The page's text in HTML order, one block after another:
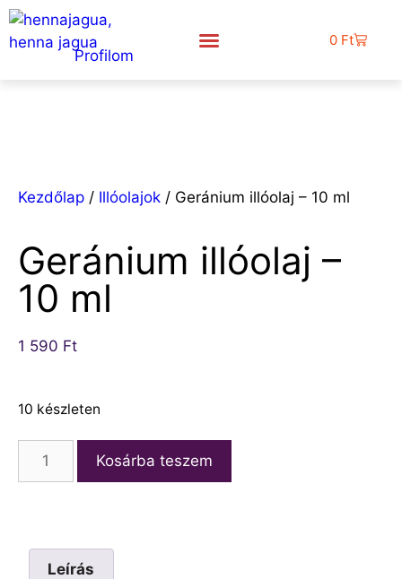
Profilom
0 Ft
Kezdőlap / Illóolajok / Geránium illóolaj – 10 ml
Geránium illóolaj –
10 ml
1 590 Ft
10 készleten
Kosárba teszem
Leírás